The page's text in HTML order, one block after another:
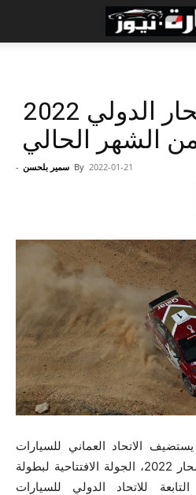
رالي عمان صحار الدولي 2022
By سمير بلحسن - 2022-01-21
يستضيف الاتحاد العماني للسيارات
الدولي صحار 2022، الجولة الافتتاحية لبطولة
للاتحاد الدولي للسيارات